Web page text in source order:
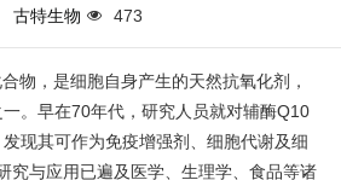
古特生物 473
物，是细胞自身产生的天然抗氧化剂，
。早在70年代，研究人员就对辅酶Q10
现其可作为免疫增强剂、细胞代谢及细
究与应用已遍及医学、生理学、食品等诸